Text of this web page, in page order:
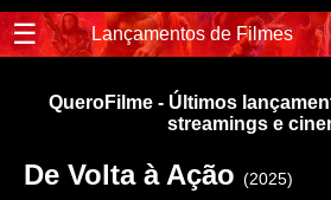
☰ Lançamentos de Filmes
QueroFilme - Últimos
streamings e
De Volta à Ação (2025)